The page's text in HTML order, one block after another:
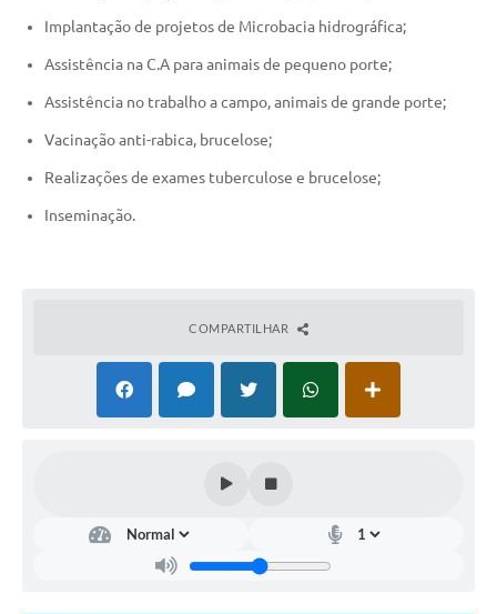
Implantação de projetos de Microbacia hidrográfica;
Assistência na C.A para animais de pequeno porte;
Assistência no trabalho a campo, animais de grande porte;
Vacinação anti-rabica, brucelose;
Realizações de exames tuberculose e brucelose;
Inseminação.
COMPARTILHAR